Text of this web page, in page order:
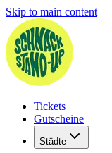
Skip to main content
Tickets
Gutscheine
Städte